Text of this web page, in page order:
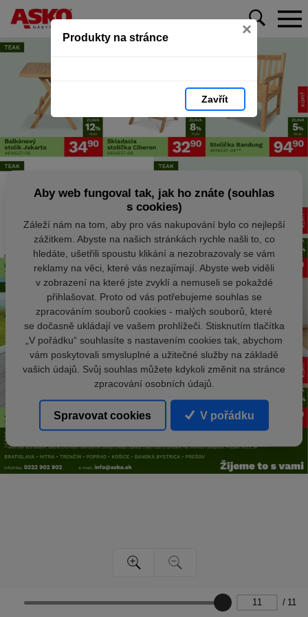
Produkty na stránce ×
Zavřít
/ 11
Aby web fungoval tak, jak ho znáte (souhlas
s cookies)
Záleží nám na tom, aby pro vás nakupování bylo co nejlepší
zážitkem. Abyste na našich stránkách rychle našli to, co
hledáte, ušetřili spoustu klikání a nezobrazovaly se vám
reklamy na věci, které vás nezajímají. Abyste web viděli
v zobrazení na které jste zvyklí a nemuseli se pokaždé
přihlašovat. Proto od vás potřebujeme souhlas se
zpracováním souborů cookies - malých souborů, které
se dočasně ukládají ve vašem prohlížeči. Stisknutím tlačítka
„V pořádku“ souhlasíte s nastavením cookies tak, abychom
vám poskytovali smysluplné a užitečné služby na základě
vašich údajů. Svůj souhlas můžete kdykoli změnit na stránce
zpracování osobních údajů.
Spravovat cookies V pořádku